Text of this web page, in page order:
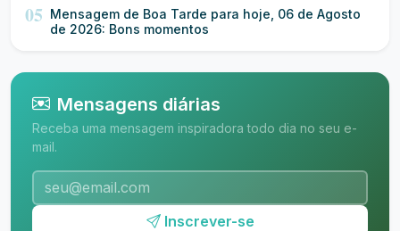
05 Mensagem de Boa Tarde para hoje, 06 de Agosto
de 2026: Bons momentos
Mensagens diárias
Receba uma mensagem inspiradora todo dia no seu e-
mail.
Inscrever-se